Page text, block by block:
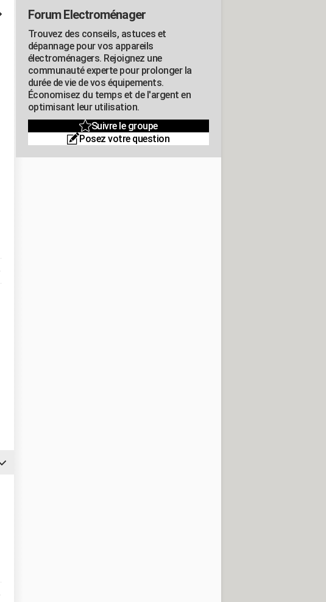
Forum Electroménager
Trouvez des conseils, astuces et
dépannage pour vos appareils
électroménagers. Rejoignez une
communauté experte pour prolonger la
durée de vie de vos équipements.
Économisez du temps et de l'argent en
optimisant leur utilisation.
Suivre le groupe
Posez votre question